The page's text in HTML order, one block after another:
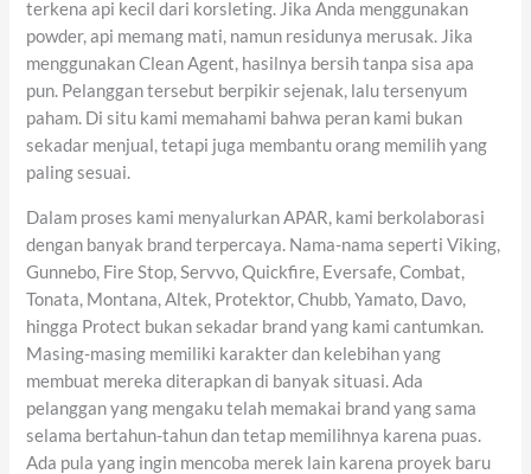
terkena api kecil dari korsleting. Jika Anda menggunakan
powder, api memang mati, namun residunya merusak. Jika
menggunakan Clean Agent, hasilnya bersih tanpa sisa apa
pun. Pelanggan tersebut berpikir sejenak, lalu tersenyum
paham. Di situ kami memahami bahwa peran kami bukan
sekadar menjual, tetapi juga membantu orang memilih yang
paling sesuai.
Dalam proses kami menyalurkan APAR, kami berkolaborasi
dengan banyak brand terpercaya. Nama-nama seperti Viking,
Gunnebo, Fire Stop, Servvo, Quickfire, Eversafe, Combat,
Tonata, Montana, Altek, Protektor, Chubb, Yamato, Davo,
hingga Protect bukan sekadar brand yang kami cantumkan.
Masing-masing memiliki karakter dan kelebihan yang
membuat mereka diterapkan di banyak situasi. Ada
pelanggan yang mengaku telah memakai brand yang sama
selama bertahun-tahun dan tetap memilihnya karena puas.
Ada pula yang ingin mencoba merek lain karena proyek baru